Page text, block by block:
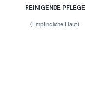
REINIGENDE PFLEGE
(Empfindliche Haut)